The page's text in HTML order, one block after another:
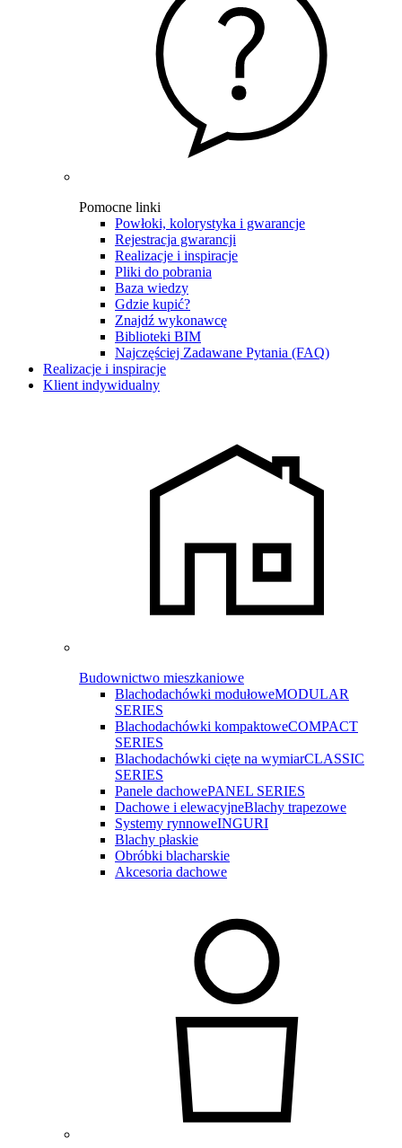
Pomocne linki
Powłoki, kolorystyka i gwarancje
Rejestracja gwarancji
Realizacje i inspiracje
Pliki do pobrania
Baza wiedzy
Gdzie kupić?
Znajdź wykonawcę
Biblioteki BIM
Najczęściej Zadawane Pytania (FAQ)
Realizacje i inspiracje
Klient indywidualny
Budownictwo mieszkaniowe
Blachodachówki modułoweMODULAR
SERIES
Blachodachówki kompaktoweCOMPACT
SERIES
Blachodachówki cięte na wymiarCLASSIC
SERIES
Panele dachowePANEL SERIES
Dachowe i elewacyjneBlachy trapezowe
Systemy rynnoweINGURI
Blachy płaskie
Obróbki blacharskie
Akcesoria dachowe